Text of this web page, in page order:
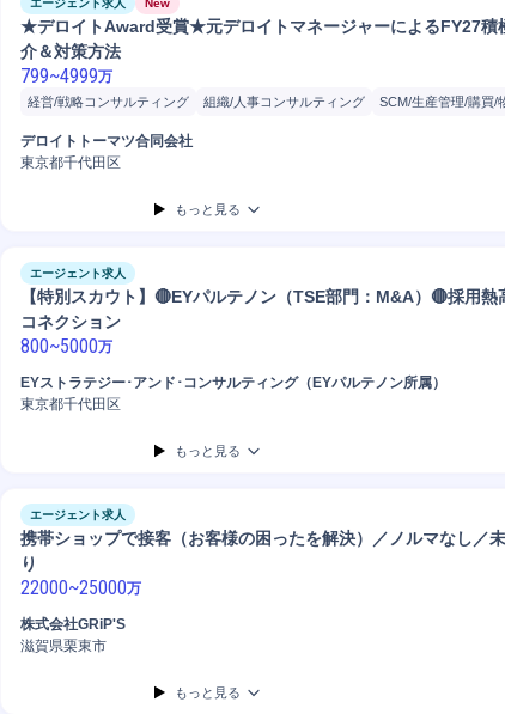
エージェント求人 New
★デロイトAward受賞★元デロイトマネージャーによるFY27積
介＆対策方法
799~4999万
経営/戦略コンサルティング 組織/人事コンサルティング SCM/生産管理/購買/
IT戦略コンサルティング
消費財生産企画
デロイトトーマツ合同会社
東京都千代田区
もっと見る
エージェント求人
【特別スカウト】🔴EYパルテノン（TSE部門：M&A）🔴採用
コネクション
800~5000万
EYストラテジー･アンド･コンサルティング（EYパルテノン所属）
東京都千代田区
もっと見る
エージェント求人
携帯ショップで接客（お客様の困ったを解決）／ノルマなし／
り
22000~25000万
株式会社GRiP'S
滋賀県栗東市
もっと見る